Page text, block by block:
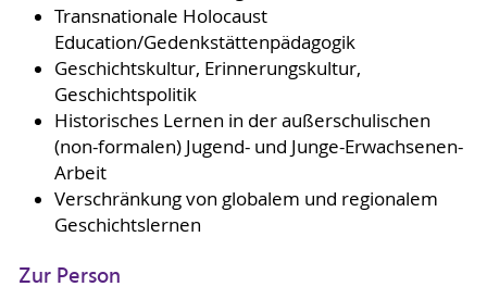
Transnationale Holocaust
Education/Gedenkstättenpädagogik
Geschichtskultur, Erinnerungskultur,
Geschichtspolitik
Historisches Lernen in der außerschulischen
(non-formalen) Jugend- und Junge-Erwachsenen-
Arbeit
Verschränkung von globalem und regionalem
Geschichtslernen
Zur Person